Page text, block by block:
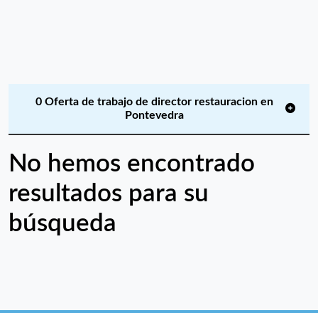
0 Oferta de trabajo de director restauracion en
Pontevedra
No hemos encontrado
resultados para su
búsqueda